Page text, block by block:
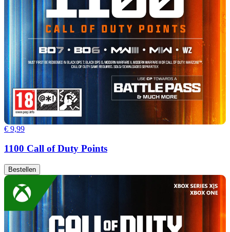
€ 9,99
1100 Call of Duty Points
Bestellen